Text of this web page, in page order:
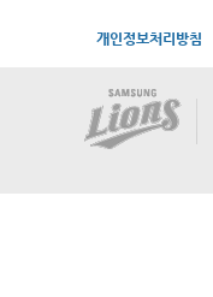
개인정보처리방침